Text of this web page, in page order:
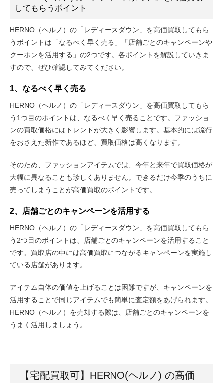
してもらうポイント
HERNO（ヘルノ）の「レディースダウン」を高価買取してもら
うポイントは「なるべく早く売る」「店舗ごとのキャンペーンや
クーポンを活用する」の2つです。各ポイントを解説していきま
すので、ぜひ確認してみてください。
1、なるべく早く売る
HERNO（ヘルノ）の「レディースダウン」を高価買取してもら
う1つ目のポイントは、なるべく早く売ることです。ファッショ
ンの買取価格にはトレンドが大きく影響します。基本的には流行
をおさえた新作であるほど、買取価格は高くなります。
そのため、ファッションアイテムでは、今年と来年で買取価格が
大幅に異なることも珍しくありません。できるだけ今季のうちに
売ってしまうことが高価買取のポイントです。
2、店舗ごとのキャンペーンを活用する
HERNO（ヘルノ）の「レディースダウン」を高価買取してもら
う2つ目のポイントは、店舗ごとのキャンペーンを活用すること
です。買取店の中には高価買取につながるキャンペーンを実施し
ている店舗があります。
アイテム自体の価値を上げることは困難ですが、キャンペーンを
活用することで同じアイテムでも簡単に査定額をあげられます。
HERNO（ヘルノ）を売却する際は、店舗ごとのキャンペーンを
うまく活用しましょう。
【宅配買取可】HERNO(ヘルノ) の高価